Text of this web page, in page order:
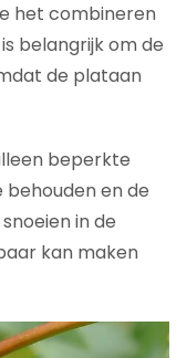
het combineren
belangrijk om de
de plataan
beperkte
en de
in de
kan maken